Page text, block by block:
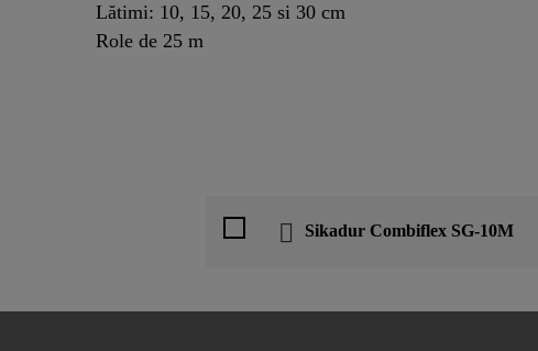
Lătimi: 10, 15, 20, 25 si 30 cm
Role de 25 m
Sikadur Combiflex SG-10M